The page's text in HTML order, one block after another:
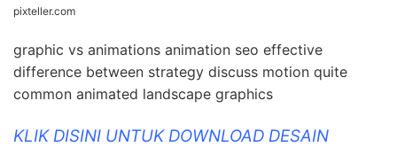
pixteller.com
graphic vs animations animation seo effective
difference between strategy discuss motion quite
common animated landscape graphics
KLIK DISINI UNTUK DOWNLOAD DESAIN